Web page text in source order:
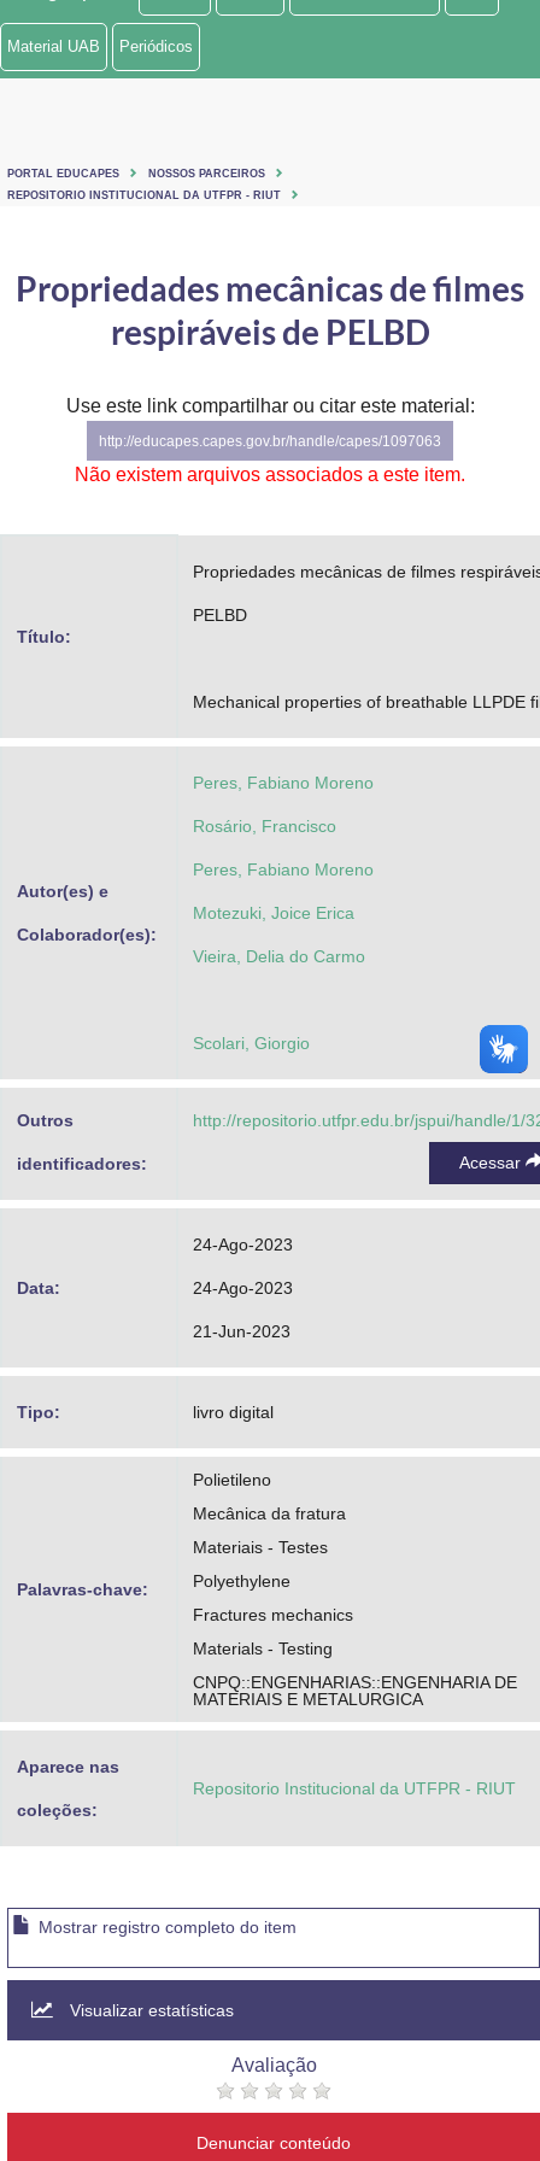
Ministério de Minas e Energia
Ministério do Turismo
Controladoria-Geral da União
Ministério da Mulher, da Família e dos Direitos Humanos
Secretaria-Geral
Material UAB Periódicos
PORTAL EDUCAPES
NOSSOS PARCEIROS
REPOSITORIO INSTITUCIONAL DA UTFPR - RIUT
Propriedades mecânicas de filmes
respiráveis de PELBD
Use este link compartilhar ou citar este material:
http://educapes.capes.gov.br/handle/capes/1097063
Não existem arquivos associados a este item.
Título:
Propriedades mecânicas de filmes
PELBD
Mechanical properties of breathable LLPDE
Autor(es) e
Colaborador(es):
Peres, Fabiano Moreno
Rosário, Francisco
Peres, Fabiano Moreno
Motezuki, Joice Erica
Vieira, Delia do Carmo
Scolari, Giorgio
Outros
identificadores:
http://repositorio.utfpr.edu.br/jspui/handle/1/
Acessar
Data:
24-Ago-2023
24-Ago-2023
21-Jun-2023
Tipo: livro digital
Palavras-chave:
Polietileno
Mecânica da fratura
Materiais - Testes
Polyethylene
Fractures mechanics
Materials - Testing
CNPQ::ENGENHARIAS::ENGENHARIA DE
MATERIAIS E METALURGICA
Aparece nas
coleções:
Repositorio Institucional da UTFPR - RIUT
Mostrar registro completo do item
Visualizar estatísticas
Avaliação
Denunciar conteúdo